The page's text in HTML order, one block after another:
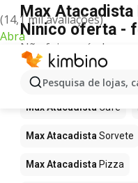
(14,1 mil avaliações)
Abra
Pesquisa de lojas,
Max Atacadista
Ninico oferta -
Não foi possível
para este termo.
Mais produtos
Max Atacadista Café
Max Atacadista Sorvete
Max Atacadista Pizza